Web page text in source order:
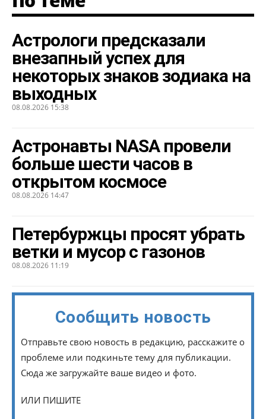
Астрологи предсказали
внезапный успех для
некоторых знаков зодиака на
выходных
08.08.2026 15:38
Астронавты NASA провели
больше шести часов в
открытом космосе
08.08.2026 14:47
Петербуржцы просят убрать
ветки и мусор с газонов
08.08.2026 11:19
Сообщить новость
Отправьте свою новость в редакцию, расскажите о
проблеме или подкиньте тему для публикации.
Сюда же загружайте ваше видео и фото.
ИЛИ ПИШИТЕ